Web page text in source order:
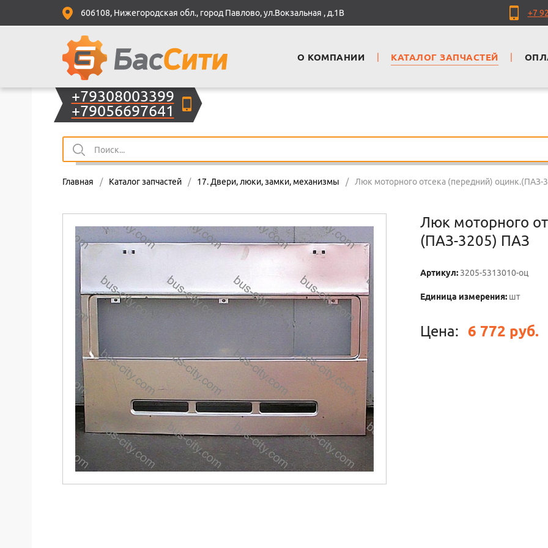
+79308003399
+79056697641
Главная / Каталог запчастей / 17. Двери, люки, замки, механизмы / Люк моторного отсека (передний) оцинк.(ПАЗ-
Люк моторного
(ПАЗ-3205) ПАЗ
Артикул: 3205-5313010-оц
Единица измерения: шт
Цена: 6 772 руб.
606108, Нижегородская обл., город Павлово, ул.Вокзальная , д.1В +7
О КОМПАНИИ КАТАЛОГ ЗАПЧАСТЕЙ